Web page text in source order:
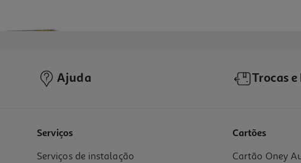
Ajuda Trocas
Serviços
Serviços de instalação
Cartões
Cartão Oney